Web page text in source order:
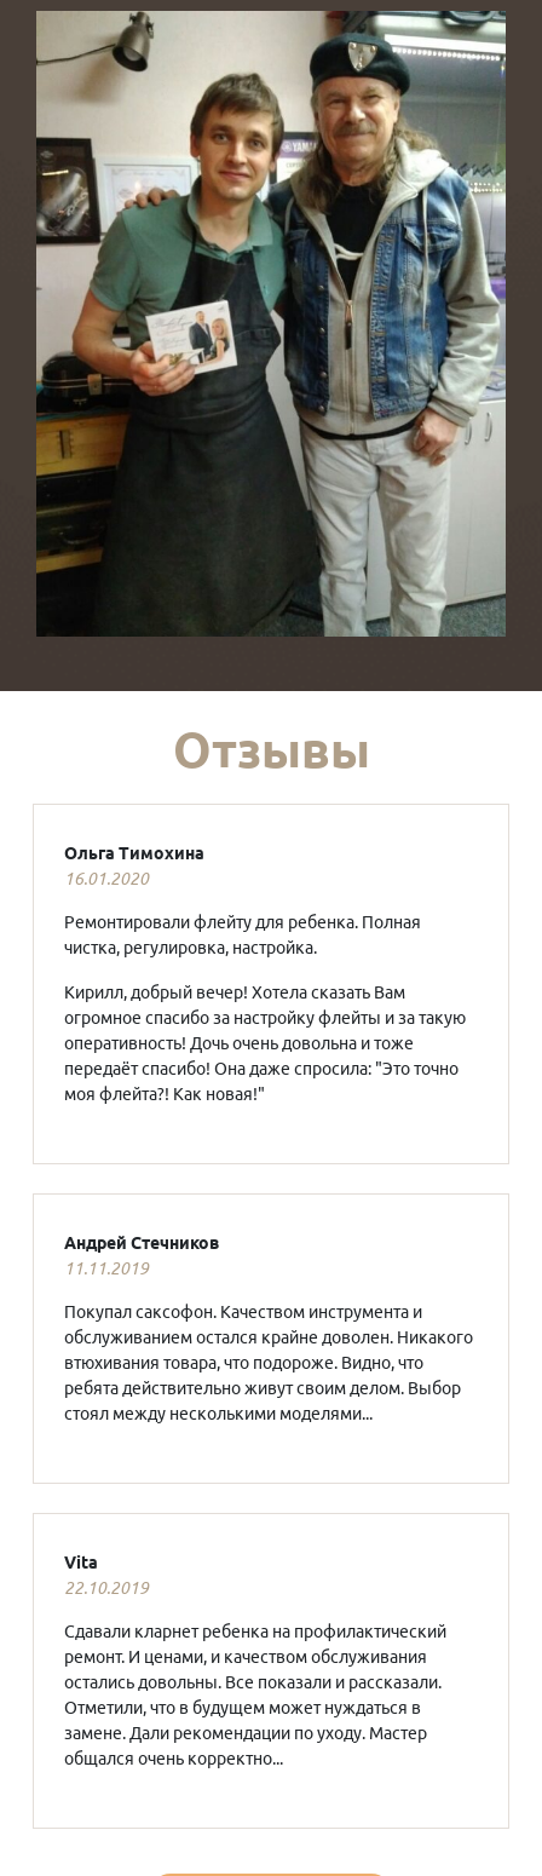
Отзывы
Ольга Тимохина
16.01.2020
Ремонтировали флейту для ребенка. Полная
чистка, регулировка, настройка.
Кирилл, добрый вечер! Хотела сказать Вам
огромное спасибо за настройку флейты и за такую
оперативность! Дочь очень довольна и тоже
передаёт спасибо! Она даже спросила: "Это точно
моя флейта?! Как новая!"
Андрей Стечников
11.11.2019
Покупал саксофон. Качеством инструмента и
обслуживанием остался крайне доволен. Никакого
втюхивания товара, что подороже. Видно, что
ребята действительно живут своим делом. Выбор
стоял между несколькими моделями...
Vita
22.10.2019
Сдавали кларнет ребенка на профилактический
ремонт. И ценами, и качеством обслуживания
остались довольны. Все показали и рассказали.
Отметили, что в будущем может нуждаться в
замене. Дали рекомендации по уходу. Мастер
общался очень корректно...